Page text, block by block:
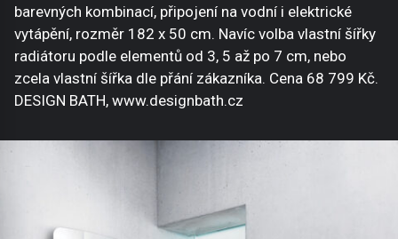
barevných kombinací, připojení na vodní i elektrické
vytápění, rozměr 182 x 50 cm. Navíc volba vlastní šířky
radiátoru podle elementů od 3, 5 až po 7 cm, nebo
zcela vlastní šířka dle přání zákazníka. Cena 68 799 Kč.
DESIGN BATH, www.designbath.cz